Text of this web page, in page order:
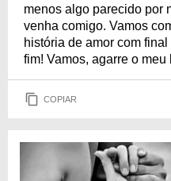
menos algo parecido por
venha comigo. Vamos
história de amor com
fim! Vamos, agarre o meu
COPIAR